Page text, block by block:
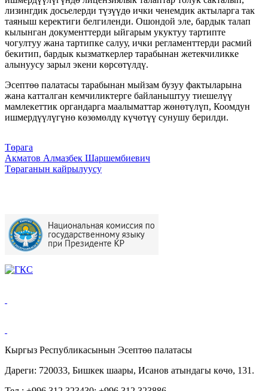
лизингдик досьелерди түзүүдө ички ченемдик актыларга так
таяныш керектиги белгиленди. Ошондой эле, бардык талап
кылынган документтерди ыйгарым укуктуу тартипте
чогултуу жана тартипке салуу, ички регламенттерди расмий
бекитип, бардык кызматкерлер тарабынан жетекчиликке
алынуусу зарыл экени көрсөтүлдү.
Эсептөө палатасы тарабынан мыйзам бузуу фактыларына
жана катталган кемчиликтерге байланыштуу тиешелүү
мамлекеттик органдарга маалыматтар жөнөтүлүп, Коомдун
ишмердүүлүгүнө көзөмөлдү күчөтүү сунушу берилди.
Төрага
Акматов Алмазбек Шаршембиевич
Төраганын кайрылуусу
Кыргыз Республикасынын Эсептөө палатасы
Дареги: 720033, Бишкек шаары, Исанов атындагы көчө, 131.